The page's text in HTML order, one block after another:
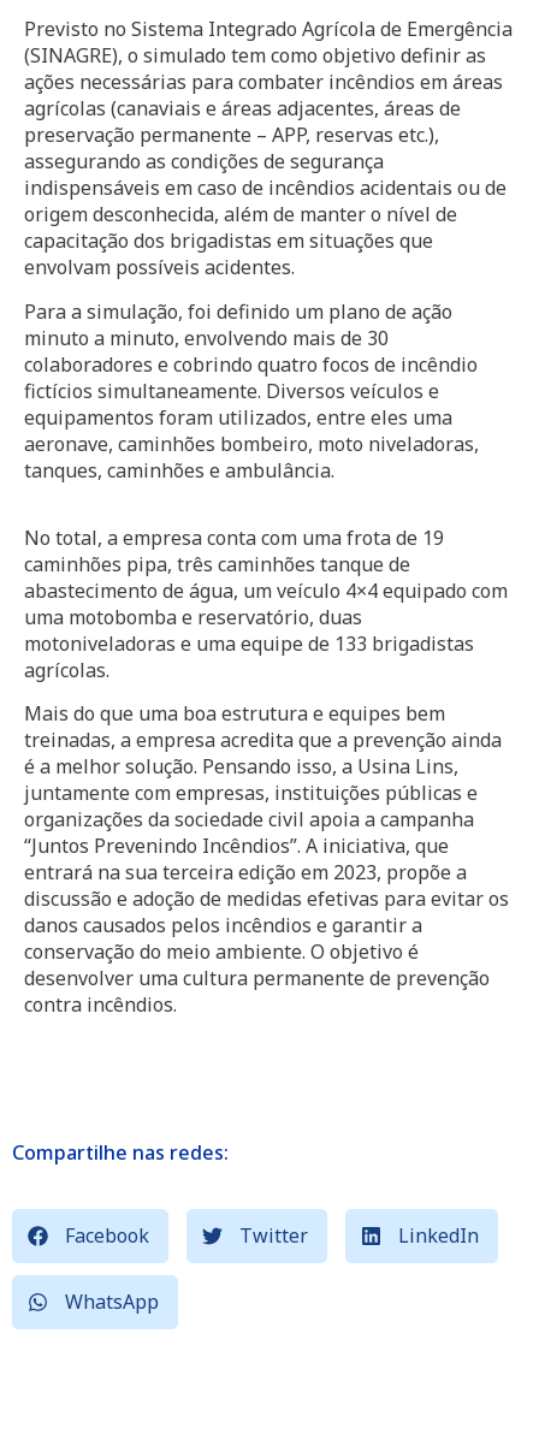
Previsto no Sistema Integrado Agrícola de Emergência
(SINAGRE), o simulado tem como objetivo definir as
ações necessárias para combater incêndios em áreas
agrícolas (canaviais e áreas adjacentes, áreas de
preservação permanente – APP, reservas etc.),
assegurando as condições de segurança
indispensáveis em caso de incêndios acidentais ou de
origem desconhecida, além de manter o nível de
capacitação dos brigadistas em situações que
envolvam possíveis acidentes.
Para a simulação, foi definido um plano de ação
minuto a minuto, envolvendo mais de 30
colaboradores e cobrindo quatro focos de incêndio
fictícios simultaneamente. Diversos veículos e
equipamentos foram utilizados, entre eles uma
aeronave, caminhões bombeiro, moto niveladoras,
tanques, caminhões e ambulância.
No total, a empresa conta com uma frota de 19
caminhões pipa, três caminhões tanque de
abastecimento de água, um veículo 4×4 equipado com
uma motobomba e reservatório, duas
motoniveladoras e uma equipe de 133 brigadistas
agrícolas.
Mais do que uma boa estrutura e equipes bem
treinadas, a empresa acredita que a prevenção ainda
é a melhor solução. Pensando isso, a Usina Lins,
juntamente com empresas, instituições públicas e
organizações da sociedade civil apoia a campanha
“Juntos Prevenindo Incêndios”. A iniciativa, que
entrará na sua terceira edição em 2023, propõe a
discussão e adoção de medidas efetivas para evitar os
danos causados pelos incêndios e garantir a
conservação do meio ambiente. O objetivo é
desenvolver uma cultura permanente de prevenção
contra incêndios.
Compartilhe nas redes:
Facebook Twitter LinkedIn
WhatsApp